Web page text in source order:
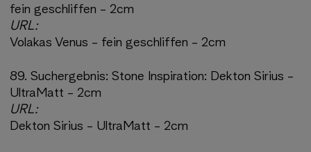
fein geschliffen - 2cm
URL:
Volakas Venus - fein geschliffen - 2cm
89. Suchergebnis:Stone Inspiration: Dekton Sirius -
UltraMatt - 2cm
URL:
Dekton Sirius - UltraMatt - 2cm